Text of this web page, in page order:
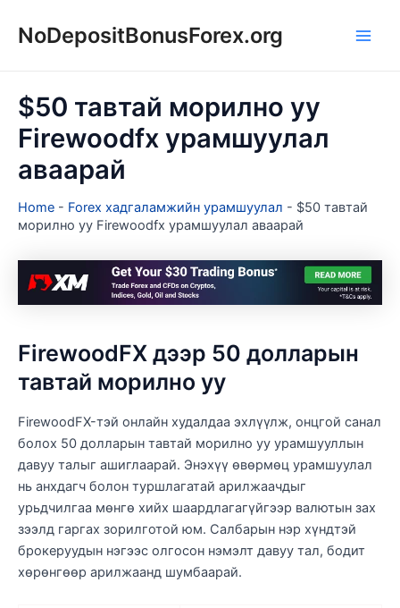
NoDepositBonusForex.org
$50 тавтай морилно уу
Firewoodfx урамшуулал
аваарай
Home - Forex хадгаламжийн урамшуулал - $50 тавтай
морилно уу Firewoodfx урамшуулал аваарай
FirewoodFX дээр 50 долларын
тавтай морилно уу
FirewoodFX-тэй онлайн худалдаа эхлүүлж, онцгой санал
болох 50 долларын тавтай морилно уу урамшууллын
давуу талыг ашиглаарай. Энэхүү өвөрмөц урамшуулал
нь анхдагч болон туршлагатай арилжаачдыг
урьдчилгаа мөнгө хийх шаардлагагүйгээр валютын зах
зээлд гаргах зорилготой юм. Салбарын нэр хүндтэй
брокеруудын нэгээс олгосон нэмэлт давуу тал, бодит
хөрөнгөөр ​​арилжаанд шумбаарай.